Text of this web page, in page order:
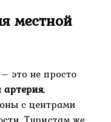
местной
это не просто
,
с центрами